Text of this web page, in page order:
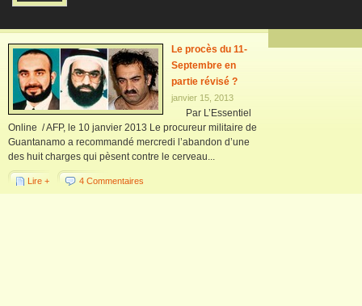
Le procès du 11-
Septembre en
partie révisé ?
janvier 15, 2013
Par L’Essentiel
Online / AFP, le 10 janvier 2013 Le procureur militaire de
Guantanamo a recommandé mercredi l’abandon d’une
des huit charges qui pèsent contre le cerveau...
Lire + 4 Commentaires